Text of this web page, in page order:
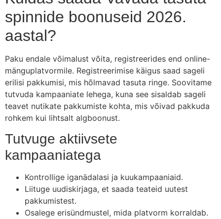
spinnide boonuseid 2026.
aastal?
Paku endale võimalust võita, registreerides end online-
mänguplatvormile. Registreerimise käigus saad sageli
erilisi pakkumisi, mis hõlmavad tasuta ringe. Soovitame
tutvuda kampaaniate lehega, kuna see sisaldab sageli
teavet nutikate pakkumiste kohta, mis võivad pakkuda
rohkem kui lihtsalt algboonust.
Tutvuge aktiivsete
kampaaniatega
Kontrollige iganädalasi ja kuukampaaniaid.
Liituge uudiskirjaga, et saada teateid uutest
pakkumistest.
Osalege erisündmustel, mida platvorm korraldab.